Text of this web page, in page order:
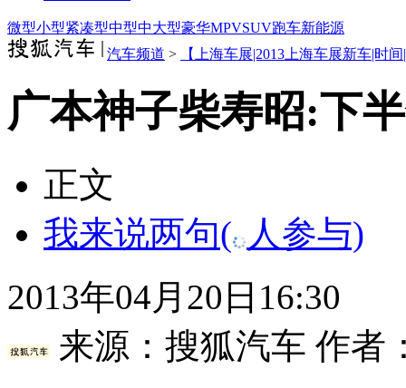
微型小型紧凑型中型中大型豪华MPVSUV跑车新能源
汽车频道 > 【上海车展|2013上海车展新车|时
广本神子柴寿昭:下
正文
我来说两句( 人参与)
2013年04月20日16:30
来源： 搜狐汽车 作者